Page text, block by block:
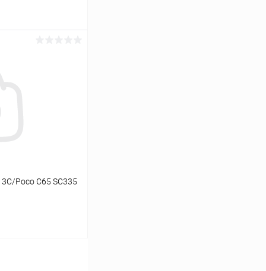
Poco C65 SC335